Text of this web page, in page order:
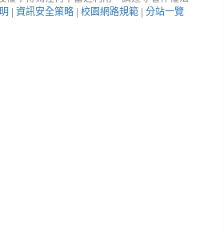
| 資訊安全策略 | 校園網路規範 | 分站一覽